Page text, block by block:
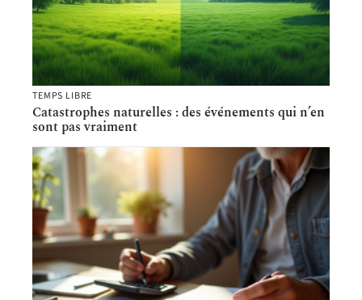
TEMPS LIBRE
Catastrophes naturelles : des événements qui n’en
sont pas vraiment